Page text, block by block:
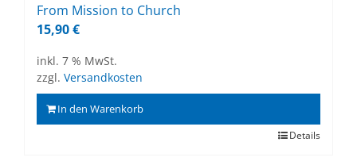
From Mis­si­on to Church
15,90€
inkl. 7 % MwSt.
zzgl. Versandkosten
In den Warenkorb
Details